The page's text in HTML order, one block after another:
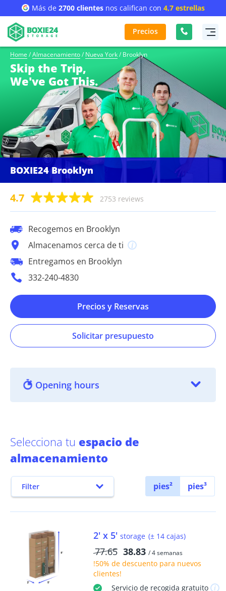
Más de 2700 clientesnos califican con 4,7 estrellas
Precios
Home / Almacenamiento/ Nueva York/ Brooklyn
Skip the Trip,
We've Got This.
BOXIE24 Brooklyn
4.7 2753 reviews
Recogemos en Brooklyn
Almacenamos cerca de ti
Entregamos en Brooklyn
332-240-4830
Precios y Reservas
Solicitar presupuesto
Opening hours
Selecciona tu espacio de
almacenamiento
Filter pies² pies³
2' x 5' storage (± 14 cajas)
77.65 38.83 / 4 semanas
!50% de descuentopara nuevos
clientes!
Servicio de recogida gratuito